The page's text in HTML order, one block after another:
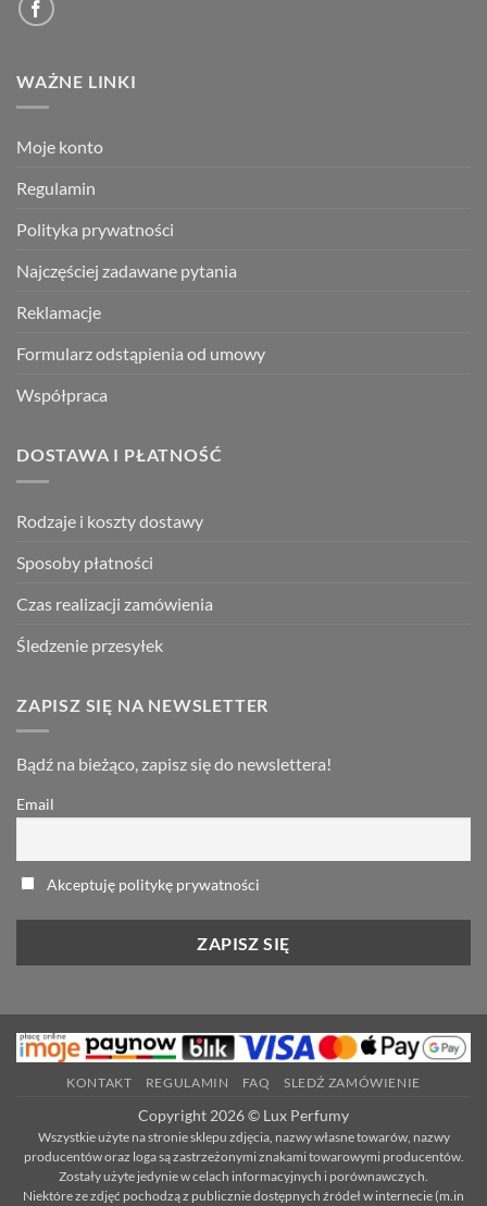
WAŻNE LINKI
Moje konto
Regulamin
Polityka prywatności
Najczęściej zadawane pytania
Reklamacje
Formularz odstąpienia od umowy
Współpraca
DOSTAWA I PŁATNOŚĆ
Rodzaje i koszty dostawy
Sposoby płatności
Czas realizacji zamówienia
Śledzenie przesyłek
ZAPISZ SIĘ NA NEWSLETTER
Bądź na bieżąco, zapisz się do newslettera!
Email
Akceptuję politykę prywatności
KONTAKT REGULAMIN FAQ SLEDŹ ZAMÓWIENIE
Copyright 2026 © Lux Perfumy
Wszystkie użyte na stronie sklepu zdjęcia, nazwy własne towarów, nazwy
producentów oraz loga są zastrzeżonymi znakami towarowymi producentów.
Zostały użyte jedynie w celach informacyjnych i porównawczych.
Niektóre ze zdjęć pochodzą z publicznie dostępnych źródeł w internecie (m.in